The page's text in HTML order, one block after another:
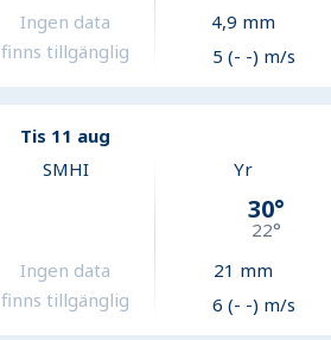
Ingen data
finns tillgänglig
4,9 mm
5 (- -) m/s
Tis 11 aug
SMHI
Ingen data
finns tillgänglig
Yr
30°
22°
21 mm
6 (- -) m/s